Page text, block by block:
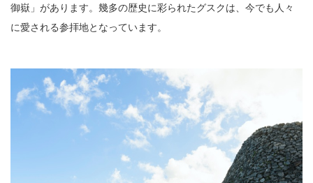
御嶽」があります。幾多の歴史に彩られたグスクは、今でも人々
に愛される参拝地となっています。